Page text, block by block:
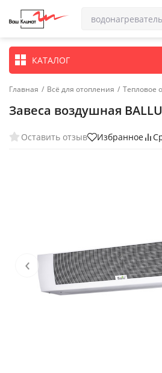
КАТАЛОГ
Главная / Всё для отопления / Тепловое
Завеса воздушная BALLU
Оставить отзыв Избранное
‹